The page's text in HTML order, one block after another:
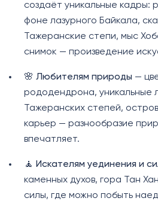
создаёт уникальные кадры:
фоне лазурного Байкала,
Тажеранские степи, мыс
снимок — произведение
🌸 Любителям природы —
рододендрона, уникальные
Тажеранских степей,
карьер — разнообразие
впечатляет.
🧘 Искателям уединения и
каменных духов, гора Тан
силы, где можно побыть